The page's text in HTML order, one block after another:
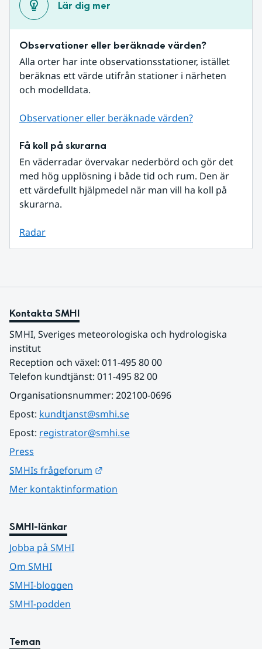
Lär dig mer
Observationer eller beräknade värden?
Alla orter har inte observationsstationer, istället
beräknas ett värde utifrån stationer i närheten
och modelldata.
Observationer eller beräknade värden?
Få koll på skurarna
En väderradar övervakar nederbörd och gör det
med hög upplösning i både tid och rum. Den är
ett värdefullt hjälpmedel när man vill ha koll på
skurarna.
Radar
Kontakta SMHI
SMHI, Sveriges meteorologiska och hydrologiska
institut
Reception och växel: 011-495 80 00
Telefon kundtjänst: 011-495 82 00
Organisationsnummer: 202100-0696
Epost: kundtjanst@smhi.se
Epost: registrator@smhi.se
Press
SMHIs frågeforum
Mer kontaktinformation
SMHI-länkar
Jobba på SMHI
Om SMHI
SMHI-bloggen
SMHI-podden
Teman